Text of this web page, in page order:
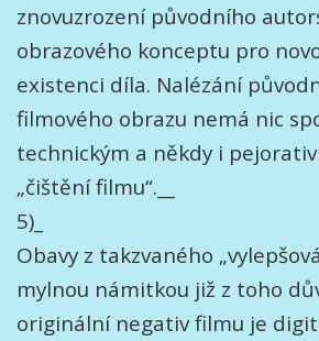
znovuzrození původního
obrazového konceptu pro
existenci díla. Nalézání
filmového obrazu nemá nic
technickým a někdy i
„čištění filmu“.__
5)_
Obavy z takzvaného
mylnou námitkou již z toho
originální negativ filmu je